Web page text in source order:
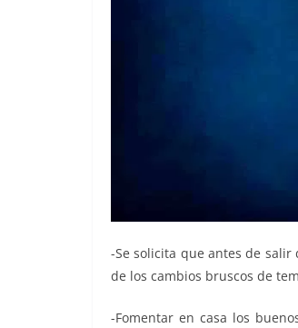
-Se solicita que antes de
de los cambios bruscos de
-Fomentar en casa los